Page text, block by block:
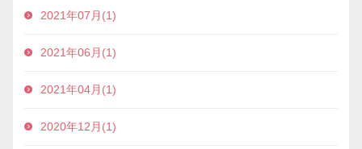
2021年07月(1)
2021年06月(1)
2021年04月(1)
2020年12月(1)